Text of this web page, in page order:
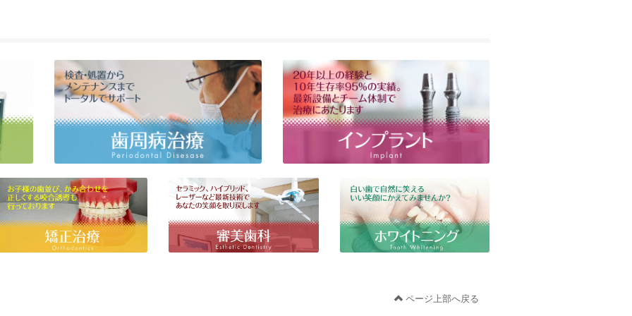
ページ上部へ戻る